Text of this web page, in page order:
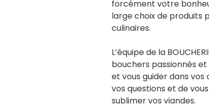
forcément votre bonheur
large choix de produits
culinaires.
L’équipe de la
bouchers passionnés
et vous guider dans
vos questions et de
sublimer vos viandes.